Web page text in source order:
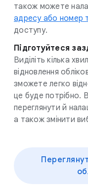
також можете
адресу або номер
доступу.
Підготуйтеся
Виділіть кілька
відновлення
зможете легко
це буде потрібно.
переглянути й
а також змінити